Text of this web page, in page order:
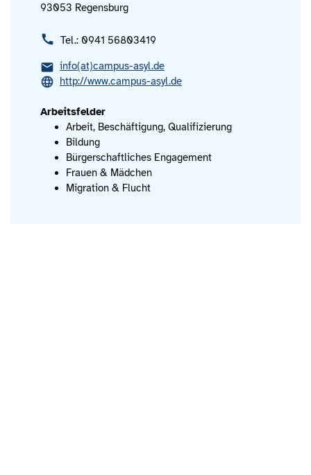
93053 Regensburg
Tel.: 0941 56803419
info(at)campus-asyl.de
http://www.campus-asyl.de
Arbeitsfelder
Arbeit, Beschäftigung, Qualifizierung
Bildung
Bürgerschaftliches Engagement
Frauen & Mädchen
Migration & Flucht